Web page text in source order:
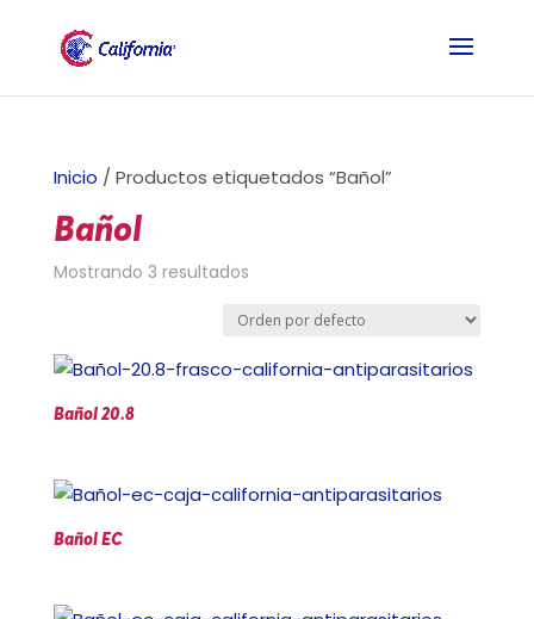
Inicio / Productos etiquetados “Bañol”
Bañol
Mostrando 3 resultados
Bañol 20.8
Bañol EC